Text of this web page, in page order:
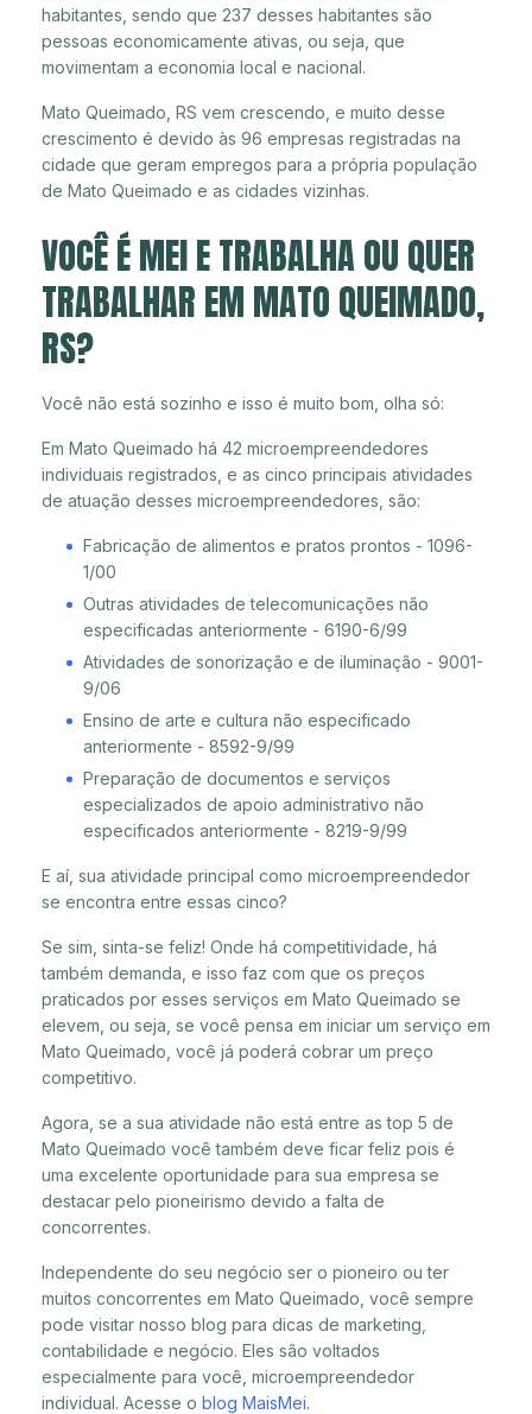
habitantes, sendo que 237 desses habitantes são
pessoas economicamente ativas, ou seja, que
movimentam a economia local e nacional.
Mato Queimado, RS vem crescendo, e muito desse
crescimento é devido às 96 empresas registradas na
cidade que geram empregos para a própria população
de Mato Queimado e as cidades vizinhas.
VOCÊ É MEI E TRABALHA OU QUER
TRABALHAR EM MATO QUEIMADO,
RS?
Você não está sozinho e isso é muito bom, olha só:
Em Mato Queimado há 42 microempreendedores
individuais registrados, e as cinco principais atividades
de atuação desses microempreendedores, são:
Fabricação de alimentos e pratos prontos - 1096-
1/00
Outras atividades de telecomunicações não
especificadas anteriormente - 6190-6/99
Atividades de sonorização e de iluminação - 9001-
9/06
Ensino de arte e cultura não especificado
anteriormente - 8592-9/99
Preparação de documentos e serviços
especializados de apoio administrativo não
especificados anteriormente - 8219-9/99
E aí, sua atividade principal como microempreendedor
se encontra entre essas cinco?
Se sim, sinta-se feliz! Onde há competitividade, há
também demanda, e isso faz com que os preços
praticados por esses serviços em Mato Queimado se
elevem, ou seja, se você pensa em iniciar um serviço em
Mato Queimado, você já poderá cobrar um preço
competitivo.
Agora, se a sua atividade não está entre as top 5 de
Mato Queimado você também deve ficar feliz pois é
uma excelente oportunidade para sua empresa se
destacar pelo pioneirismo devido a falta de
concorrentes.
Independente do seu negócio ser o pioneiro ou ter
muitos concorrentes em Mato Queimado, você sempre
pode visitar nosso blog para dicas de marketing,
contabilidade e negócio. Eles são voltados
especialmente para você, microempreendedor
individual. Acesse o blog MaisMei.